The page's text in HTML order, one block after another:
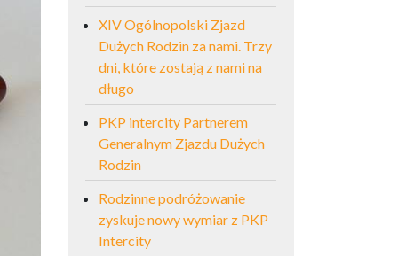
XIV Ogólnopolski Zjazd
Dużych Rodzin za nami. Trzy
dni, które zostają z nami na
długo
PKP intercity Partnerem
Generalnym Zjazdu Dużych
Rodzin
Rodzinne podróżowanie
zyskuje nowy wymiar z PKP
Intercity